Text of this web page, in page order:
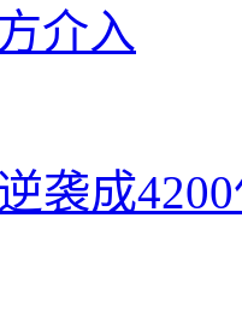
介入
袭成